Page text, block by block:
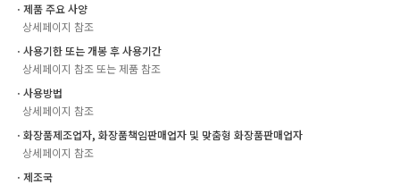
ㆍ제품 주요 사양
상세페이지 참조
ㆍ사용기한 또는 개봉 후 사용기간
상세페이지 참조 또는 제품 참조
ㆍ사용방법
상세페이지 참조
ㆍ화장품제조업자, 화장품책임판매업자 및 맞춤형 화장품판매업자
상세페이지 참조
ㆍ제조국